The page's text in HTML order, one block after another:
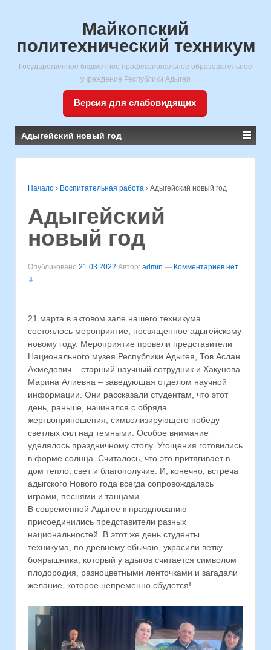
Майкопский
политехнический техникум
Государственное бюджетное профессиональное образовательное
учреждение Республики Адыгея
Версия для слабовидящих
Адыгейский новый год
Начало › Воспитательная работа › Адыгейский новый год
Адыгейский
новый год
Опубликовано 21.03.2022 Автор: admin — Комментариев нет
⇩
21 марта в актовом зале нашего техникума
состоялось мероприятие, посвященное адыгейскому
новому году. Мероприятие провели представители
Национального музея Республики Адыгея, Тов Аслан
Ахмедович – старший научный сотрудник и Хакунова
Марина Алиевна – заведующая отделом научной
информации. Они рассказали студентам, что этот
день, раньше, начинался с обряда
жертвоприношения, символизирующего победу
светлых сил над темными. Особое внимание
уделялось праздничному столу. Угощения готовились
в форме солнца. Считалось, что это притягивает в
дом тепло, свет и благополучие. И, конечно, встреча
адыгского Нового года всегда сопровождалась
играми, песнями и танцами.
В современной Адыгее к празднованию
присоединились представители разных
национальностей. В этот же день студенты
техникума, по древнему обычаю, украсили ветку
боярышника, который у адыгов считается символом
плодородия, разноцветными ленточками и загадали
желание, которое непременно сбудется!